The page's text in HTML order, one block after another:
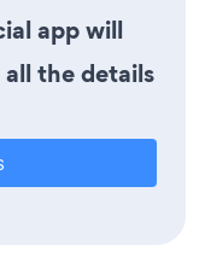
app will
the details